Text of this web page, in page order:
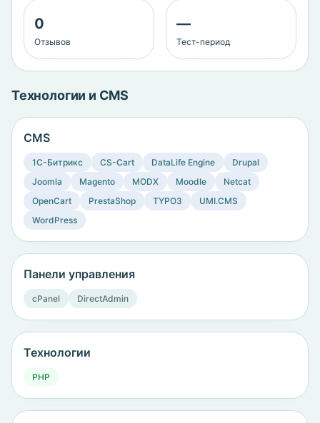
0
Отзывов
—
Тест-период
Технологии и CMS
CMS
1C-Битрикс CS-Cart DataLife Engine
Drupal
Joomla
Magento MODX Moodle
Netcat
OpenCart
PrestaShop TYPO3
UMI.CMS
WordPress
Панели управления
cPanel DirectAdmin
Технологии
PHP